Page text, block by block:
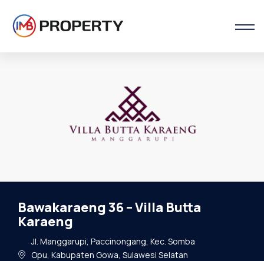
Bawakaraeng 36 – Villa Butta
Karaeng
Jl. Manggarupi, Paccinongang, Kec. Somba
Opu, Kabupaten Gowa, Sulawesi Selatan